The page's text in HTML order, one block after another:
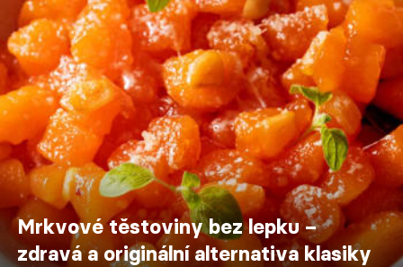
Mrkvové těstoviny bez lepku –
zdravá a originální alternativa klasiky